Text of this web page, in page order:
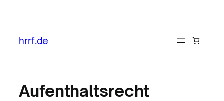
springen
hrrf.de
Aufenthaltsrecht